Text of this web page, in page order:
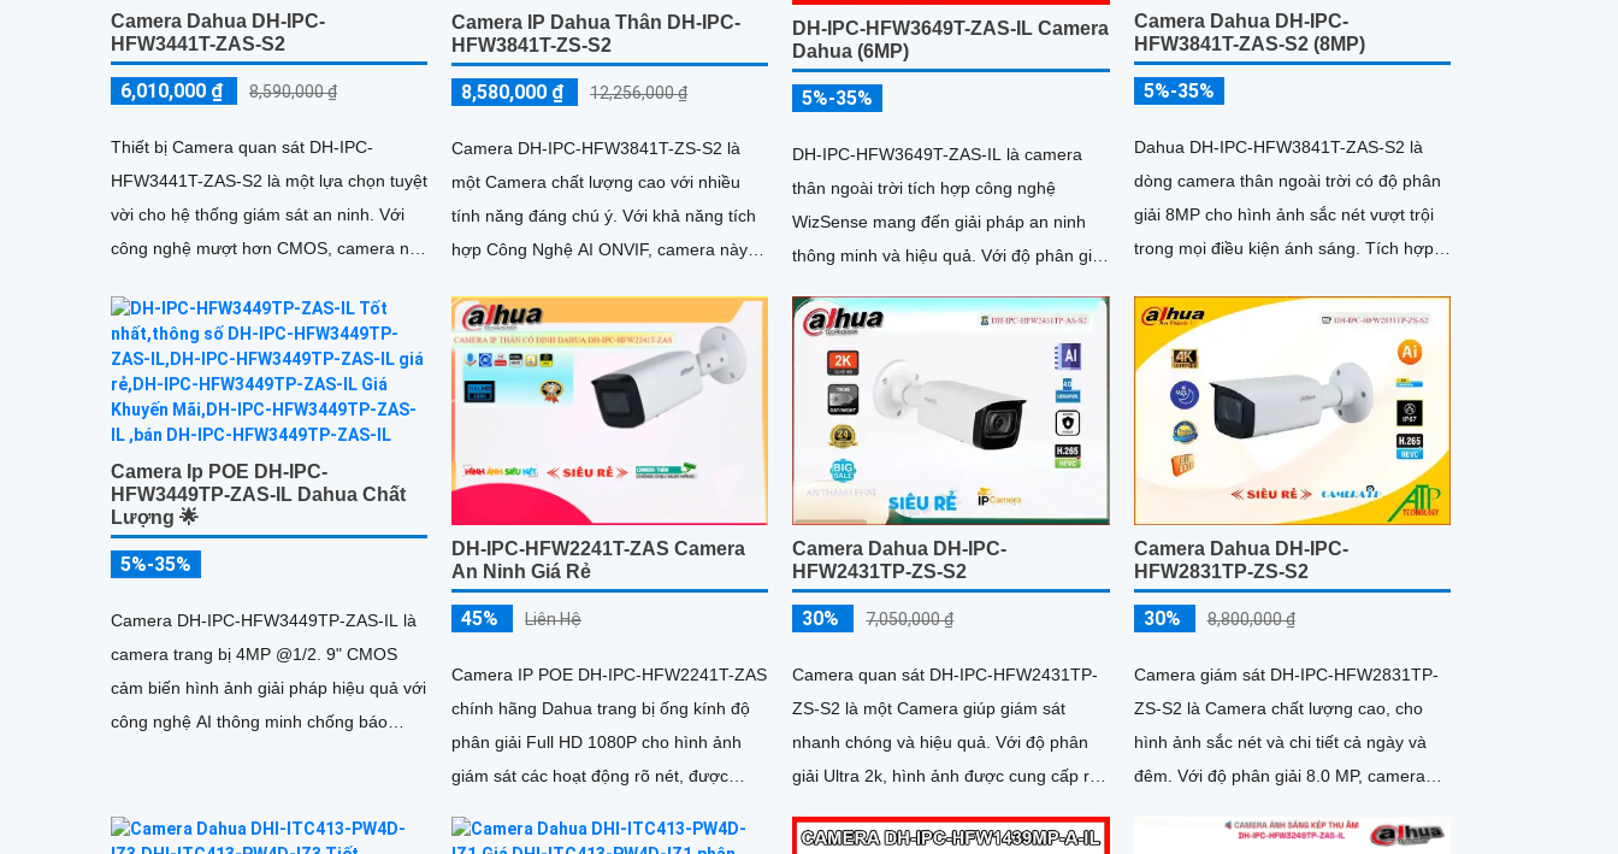
Camera Dahua DH-IPC-
HFW3441T-ZAS-S2
6,010,000 ₫ 8,590,000 ₫
Thiết bị Camera quan sát DH-IPC-
HFW3441T-ZAS-S2 là một lựa chọn tuyệt
vời cho hệ thống giám sát an ninh. Với
công nghệ mượt hơn CMOS, camera này
đang xảy ra trong khu vực được giám sát
Camera IP Dahua Thân DH-IPC-
HFW3841T-ZS-S2
8,580,000 ₫ 12,256,000 ₫
Camera DH-IPC-HFW3841T-ZS-S2 là
một Camera chất lượng cao với nhiều
tính năng đáng chú ý. Với khả năng tích
hợp Công Nghệ AI ONVIF, camera này
ảnh một cách thông minh, tối ưu hóa
hiệu suất của hệ thống
DH-IPC-HFW3649T-ZAS-IL Camera
Dahua (6MP)
5%-35%
DH-IPC-HFW3649T-ZAS-IL là camera
thân ngoài trời tích hợp công nghệ
WizSense mang đến giải pháp an ninh
thông minh và hiệu quả. Với độ phân giải
màu ban đêm, tầm nhìn hồng ngoại 60m,
cùng micro ghi âm và khả năng nhận
diện chính xác người và xe, camera đảm
bảo giám sát chuẩn xác 24/7 hỗ trợ POE,
khe thẻ nhớ lên đến 512GB và chuẩn
chống nước IP67
Camera Dahua DH-IPC-
HFW3841T-ZAS-S2 (8MP)
5%-35%
Dahua DH-IPC-HFW3841T-ZAS-S2 là
dòng camera thân ngoài trời có độ phân
giải 8MP cho hình ảnh sắc nét vượt trội
trong mọi điều kiện ánh sáng. Tích hợp
diện chính xác người và xe, kết hợp
micro ghi âm, hồng ngoại ban đêm 60m
và khe thẻ nhớ lên đến 256GB mang đến
giải pháp giám sát toàn diện và hiệu quả
Camera Ip POE DH-IPC-
HFW3449TP-ZAS-IL Dahua Chất
Lượng 🌟
5%-35%
Camera DH-IPC-HFW3449TP-ZAS-IL là
camera trang bị 4MP @1/2. 9" CMOS
cảm biến hình ảnh giải pháp hiệu quả với
công nghệ AI thông minh chống báo
DH-IPC-HFW2241T-ZAS Camera
An Ninh Giá Rẻ
45% Liên Hệ
Camera IP POE DH-IPC-HFW2241T-ZAS
chính hãng Dahua trang bị ống kính độ
phân giải Full HD 1080P cho hình ảnh
giám sát các hoạt động rõ nét, được
người và xe tích hợp mic ghi âm to rõ
Camera Dahua DH-IPC-
HFW2431TP-ZS-S2
30% 7,050,000 ₫
Camera quan sát DH-IPC-HFW2431TP-
ZS-S2 là một Camera giúp giám sát
nhanh chóng và hiệu quả. Với độ phân
giải Ultra 2k, hình ảnh được cung cấp rõ
Camera Dahua DH-IPC-
HFW2831TP-ZS-S2
30% 8,800,000 ₫
Camera giám sát DH-IPC-HFW2831TP-
ZS-S2 là Camera chất lượng cao, cho
hình ảnh sắc nét và chi tiết cả ngày và
đêm. Với độ phân giải 8.0 MP, camera